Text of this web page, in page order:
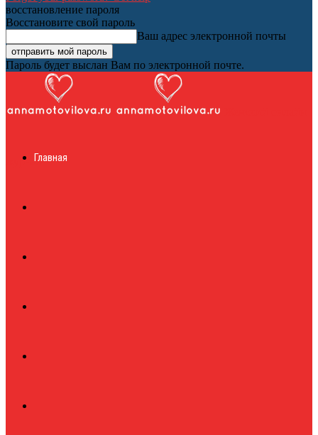
восстановление пароля
Восстановите свой пароль
Ваш адрес электронной почты
Пароль будет выслан Вам по электронной почте.
журналГлавная